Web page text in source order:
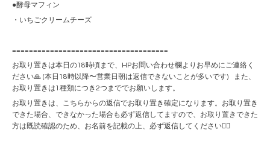
●酵母マフィン
・いちごクリームチーズ
=====================================
お取り置きは本日の18時頃まで、HPお問い合わせ欄よりお早めにご連絡く
ださい🙏 (本日18時以降〜営業日朝は返信できないことが多いです) また、
お取り置きは1種類につき2つまででお願いします。
お取り置きは、こちらからの返信でお取り置き確定になります。お取り置き
できた場合、できなかった場合も必ず返信してますので、お取り置きできた
方は既読確認のため、お名前を記載の上、必ず返信してください🙇‍♀️